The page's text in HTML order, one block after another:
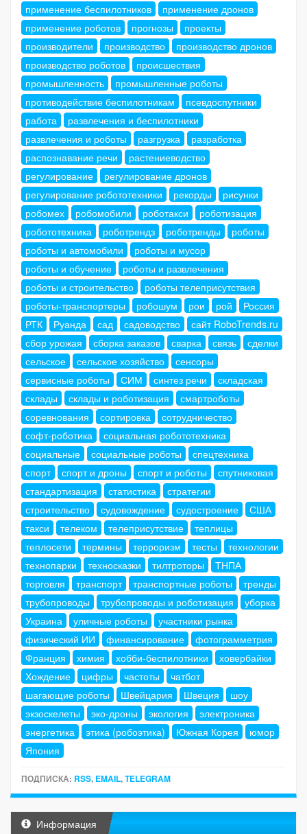
применение беспилотников
применение дронов
применение роботов
прогнозы
проекты
производители
производство
производство дронов
производство роботов
происшествия
промышленность
промышленные роботы
противодействие беспилотникам
псевдоспутники
работа
развлечения и беспилотники
развлечения и роботы
разгрузка
разработка
распознавание речи
растениеводство
регулирование
регулирование дронов
регулирование робототехники
рекорды
рисунки
робомех
робомобили роботакси
роботизация
робототехника
роботрендз роботренды
роботы
роботы и автомобили
роботы и мусор
роботы и обучение
роботы и развлечения
роботы и строительство
роботы телеприсутствия
роботы-транспортеры
робошум рои рой
Россия
РТК
Руанда сад садоводство
сайт RoboTrends.ru
сбор урожая
сборка заказов сварка связь
сделки
сельское
сельское хозяйство
сенсоры
сервисные роботы
СИМ синтез речи
складская
склады
склады и роботизация
смартроботы
соревнования
сортировка
сотрудничество
софт-роботика
социальная робототехника
социальные
социальные роботы
спецтехника
спорт
спорт и дроны спорт и роботы
спутниковая
стандартизация
статистика
стратегии
строительство
судовождение судостроение
США
такси
телеком телеприсутствие
теплицы
теплосети
термины терроризм тесты
технологии
технопарки
техносказки тилтроторы
ТНПА
торговля
транспорт транспортные роботы
тренды
трубопроводы
трубопроводы и роботизация
уборка
Украина
уличные роботы
участники рынка
физический ИИ
финансирование
фотограмметрия
Франция
химия хобби-беспилотники
ховербайки
Хождение
цифры частоты
чатбот
шагающие роботы
Швейцария Швеция
шоу
экзоскелеты
эко-дроны экология
электроника
энергетика
этика (робоэтика) Южная Корея
юмор
Япония
ПОДПИСКА: RSS, EMAIL,TELEGRAM
Информация